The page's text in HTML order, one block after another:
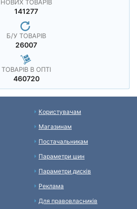
НОВИХ ТОВАРІВ
141277
Б/У ТОВАРІВ
26007
ТОВАРІВ В ОПТІ
460720
Користувачам
Магазинам
Постачальникам
Параметри шин
Параметри дисків
Реклама
Для правовласників